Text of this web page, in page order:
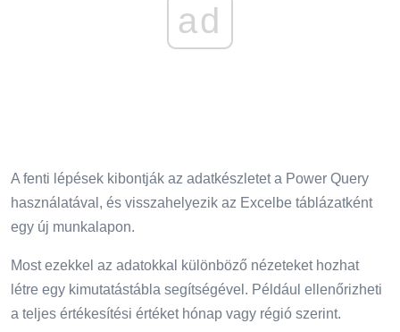
ad
A fenti lépések kibontják az adatkészletet a Power Query
használatával, és visszahelyezik az Excelbe táblázatként
egy új munkalapon.
Most ezekkel az adatokkal különböző nézeteket hozhat
létre egy kimutatástábla segítségével. Például ellenőrizheti
a teljes értékesítési értéket hónap vagy régió szerint.